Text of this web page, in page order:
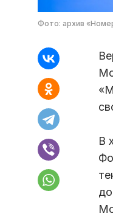
Фото: архив
В